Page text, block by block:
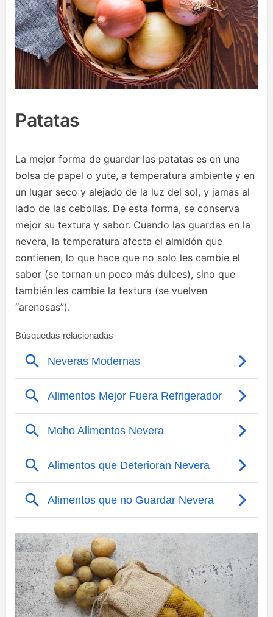
Patatas
La mejor forma de guardar las patatas es en una
bolsa de papel o yute, a temperatura ambiente y en
un lugar seco y alejado de la luz del sol, y jamás al
lado de las cebollas. De esta forma, se conserva
mejor su textura y sabor. Cuando las guardas en la
nevera, la temperatura afecta el almidón que
contienen, lo que hace que no solo les cambie el
sabor (se tornan un poco más dulces), sino que
también les cambie la textura (se vuelven
“arenosas”).